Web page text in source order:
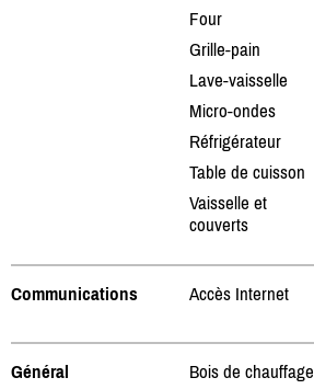
Four
Grille-pain
Lave-vaisselle
Micro-ondes
Réfrigérateur
Table de cuisson
Vaisselle et
couverts
Communications Accès Internet
Général
Bois de chauffage